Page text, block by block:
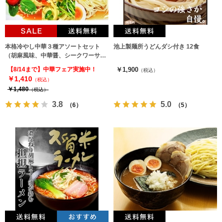
本格冷やし中華３種アソートセット
（胡麻風味、中華醤、シークワーサ
ー）詰め合せ♪（3種6人前）
【8/14まで】中華フェア実施中！
￥1,410 （税込）
￥1,480（税込）
3.8 （6）
池上製麺所うどんダシ付き 12食
￥1,900 （税込）
5.0 （5）